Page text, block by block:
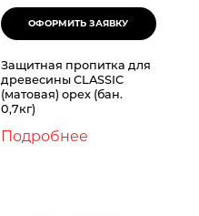
Защитная пропитка для
древесины CLASSIC
(матовая) орех (бан.
0,7кг)
Подробнее